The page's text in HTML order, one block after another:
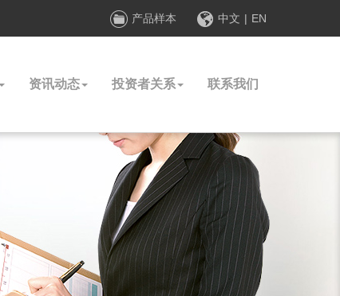
产品样本 中文 | EN
资讯动态 投资者关系 联系我们